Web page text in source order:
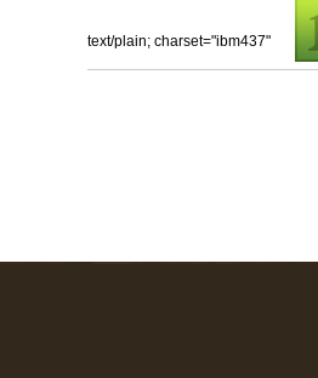
text/plain; charset="ibm437"